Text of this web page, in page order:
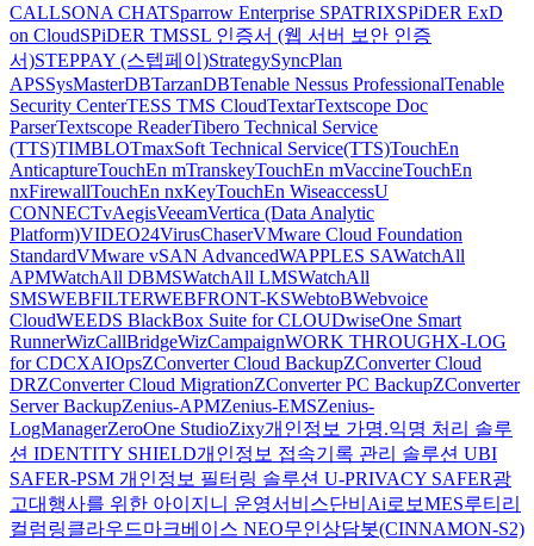
CALLSONA CHATSparrow Enterprise SPATRIXSPiDER ExD
on CloudSPiDER TMSSL 인증서 (웹 서버 보안 인증
서)STEPPAY (스텝페이)StrategySyncPlan
APSSysMasterDBTarzanDBTenable Nessus ProfessionalTenable
Security CenterTESS TMS CloudTextarTextscope Doc
ParserTextscope ReaderTibero Technical Service
(TTS)TIMBLOTmaxSoft Technical Service(TTS)TouchEn
AnticaptureTouchEn mTranskeyTouchEn mVaccineTouchEn
nxFirewallTouchEn nxKeyTouchEn WiseaccessU
CONNECTvAegisVeeamVertica (Data Analytic
Platform)VIDEO24VirusChaserVMware Cloud Foundation
StandardVMware vSAN AdvancedWAPPLES SAWatchAll
APMWatchAll DBMSWatchAll LMSWatchAll
SMSWEBFILTERWEBFRONT-KSWebtoBWebvoice
CloudWEEDS BlackBox Suite for CLOUDwiseOne Smart
RunnerWizCallBridgeWizCampaignWORK THROUGHX-LOG
for CDCXAIOpsZConverter Cloud BackupZConverter Cloud
DRZConverter Cloud MigrationZConverter PC BackupZConverter
Server BackupZenius-APMZenius-EMSZenius-
LogManagerZeroOne StudioZixy개인정보 가명.익명 처리 솔루
션 IDENTITY SHIELD개인정보 접속기록 관리 솔루션 UBI
SAFER-PSM 개인정보 필터링 솔루션 U-PRIVACY SAFER광
고대행사를 위한 아이지니 운영서비스단비Ai로보MES루티 리
컬럼링클라우드마크베이스 NEO무인상담봇(CINNAMON-S2)